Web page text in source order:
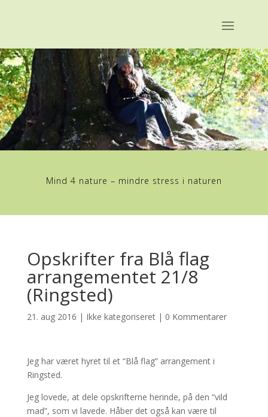
Mind 4 nature – mindre stress i naturen
Opskrifter fra Blå flag
arrangementet 21/8
(Ringsted)
21. aug 2016 | Ikke kategoriseret| 0 Kommentarer
Jeg har været hyret til et “Blå flag” arrangement i
Ringsted.
Jeg lovede, at dele opskrifterne herinde, på den “vild
mad”, som vi lavede. Håber det også kan være til